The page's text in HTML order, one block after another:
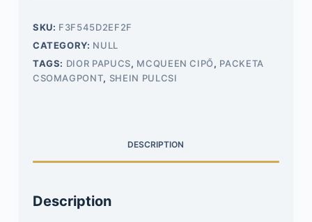
SKU: F3F545D2EF2F
CATEGORY: NULL
TAGS: DIOR PAPUCS, MCQUEEN CIPŐ, PACKETA
CSOMAGPONT, SHEIN PULCSI
DESCRIPTION
Description